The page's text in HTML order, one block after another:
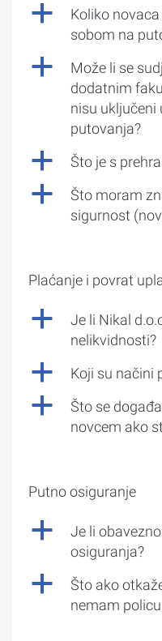
a
Koliko
sobom na
a
Može li se
dodatnim
nisu uključeni
putovanja?
a Što je s
a
Što moram
sigurnost
Plaćanje i povrat
a
Je li Nikal
nelikvidnosti?
a Koji su načini
a
Što se
novcem ako
Putno osiguranje
a
Je li
osiguranja?
a
Što ako
nemam